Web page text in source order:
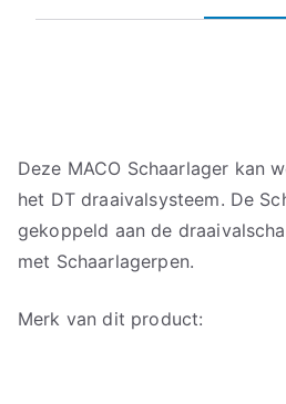
Deze MACO Schaarlager kan
het DT draaivalsysteem. De
gekoppeld aan de
met Schaarlagerpen.
Merk van dit product: